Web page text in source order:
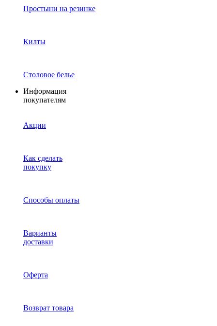
Простыни на резинке
Килты
Столовое белье
Информация
покупателям
Акции
Как сделать
покупку
Способы оплаты
Варианты
доставки
Оферта
Возврат товара